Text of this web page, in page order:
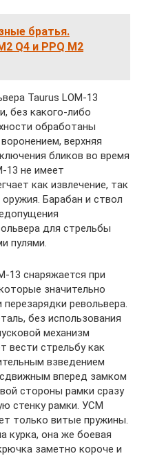
братья.
Q4 и PPQ M2
Taurus LOM-13
без какого-либо
обработаны
верхняя
бликов во время
13 не имеет
как извлечение, так
Барабан и ствол
для стрельбы
пулями.
13 снаряжается при
значительно
револьвера.
без использования
механизм
вести стрельбу как
взведением
вперед замком
стороны рамки сразу
стенку рамки. УСМ
только витые пружины.
курка, она же боевая
заметно короче и